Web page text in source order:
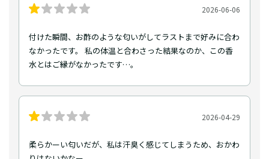
2026-06-06
付けた瞬間、お酢のような匂いがしてラストまで好みに合わ
なかったです。 私の体温と合わさった結果なのか、この香
水とはご縁がなかったです…。
2026-04-29
柔らかーい匂いだが、私は汗臭く感じてしまうため、おかわ